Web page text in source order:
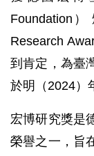
Foundation）
Research
到肯定，為臺
於明（2024）
宏博研究獎是
榮譽之一，旨